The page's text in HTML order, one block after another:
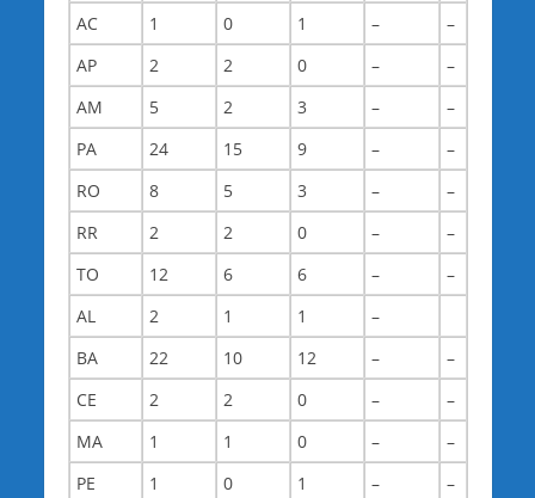
AC 1 0 1 –
–
AP
2 2 0 –
–
AM
5 2 3 –
–
PA
24 15 9 –
–
RO
8 5 3 –
–
RR
2 2 0 –
–
TO
12 6 6 –
–
AL
2 1 1
–
BA
22 10 12 –
–
CE
2 2 0 –
–
MA
1 1 0 –
–
PE
1 0 1 –
–